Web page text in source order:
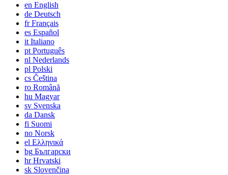
en English
de Deutsch
frFrançais
es Español
it Italiano
pt Português
nl Nederlands
pl Polski
cs Čeština
ro Română
hu Magyar
sv Svenska
da Dansk
fi Suomi
no Norsk
el Ελληνικά
bg Български
hrHrvatski
sk Slovenčina